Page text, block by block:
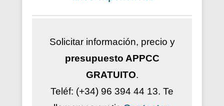
Solicitar información, precio y
presupuesto APPCC
GRATUITO.
Teléf: (+34) 96 394 44 13. Te